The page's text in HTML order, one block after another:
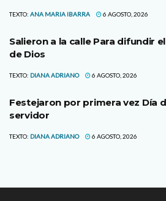
TEXTO: ANA MARIA IBARRA 6 AGOSTO, 2026
Salieron a la calle Para difundir
de Dios
TEXTO: DIANA ADRIANO 6 AGOSTO, 2026
Festejaron por primera vez Día
servidor
TEXTO: DIANA ADRIANO 6 AGOSTO, 2026